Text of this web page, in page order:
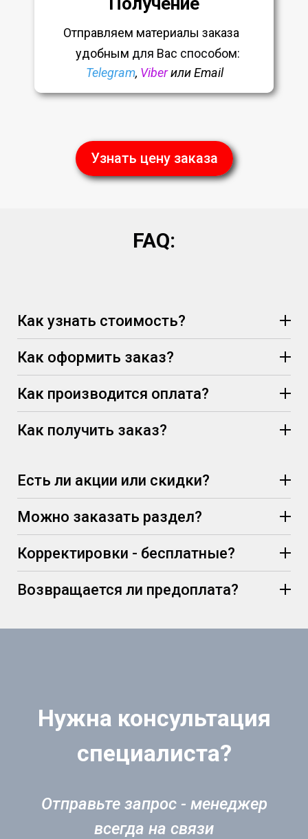
Отправляем материалы заказа
удобным для Вас способом:
Telegram, Viberили Email
Узнать цену заказа
FAQ:
Как узнать стоимость?
Как оформить заказ?
Как производится оплата?
Как получить заказ?
Есть ли акции или скидки?
Можно заказать раздел?
Корректировки - бесплатные?
Возвращается ли предоплата?
Нужна консультация
специалиста?
Отправьте запрос - менеджер
всегда на связи